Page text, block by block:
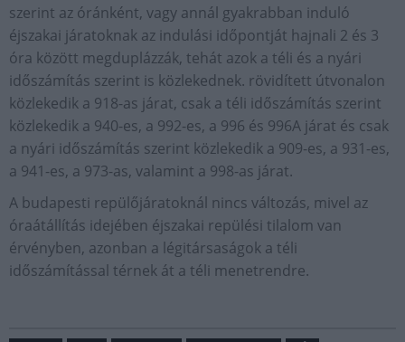
szerint az óránként, vagy annál gyakrabban induló
éjszakai járatoknak az indulási időpontját hajnali 2 és 3
óra között megduplázzák, tehát azok a téli és a nyári
időszámítás szerint is közlekednek. rövidített útvonalon
közlekedik a 918-as járat, csak a téli időszámítás szerint
közlekedik a 940-es, a 992-es, a 996 és 996A járat és csak
a nyári időszámítás szerint közlekedik a 909-es, a 931-es,
a 941-es, a 973-as, valamint a 998-as járat.
A budapesti repülőjáratoknál nincs változás, mivel az
óraátállítás idejében éjszakai repülési tilalom van
érvényben, azonban a légitársaságok a téli
időszámítással térnek át a téli menetrendre.